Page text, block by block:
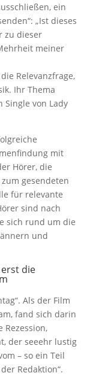
ein
„Ist dieses
zu dieser
meiner
Relevanzfrage,
Ihr Thema
von Lady
mit
Hörer, die
gesendeten
für relevante
sind nach
sich rund um die
und
die
Als der Film
fand sich darin
Rezession,
der seeehr lustig
– so ein Teil
Redaktion“.